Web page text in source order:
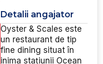
Detalii angajator
Oyster & Scales este
un restaurant de tip
fine dining situat în
inima stațiunii Ocean